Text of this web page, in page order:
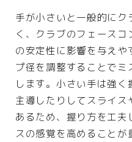
手が小さいと一般的に
く、クラブのフェース
の安定性に影響を与えや
プ径を調整することで
します。小さい手は強
主導したりしてスライ
あるため、握り方を工夫
スの感覚を高めることが